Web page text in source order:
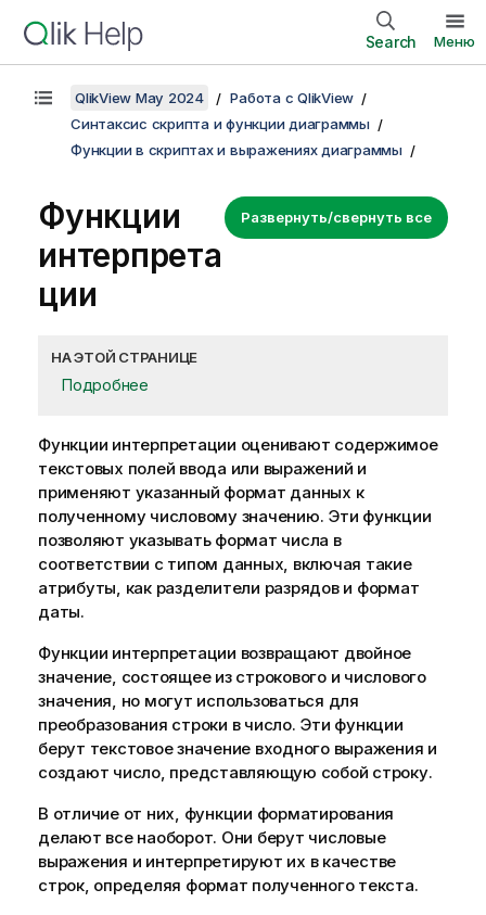
Search Меню
QlikView May 2024
Работа с QlikView
Синтаксис скрипта и функции диаграммы
Функции в скриптах и выражениях диаграммы
Развернуть/свернуть все
Функции
интерпрета
ции
НА ЭТОЙ СТРАНИЦЕ
Подробнее
Функции интерпретации оценивают содержимое
текстовых полей ввода или выражений и
применяют указанный формат данных к
полученному числовому значению. Эти функции
позволяют указывать формат числа в
соответствии с типом данных, включая такие
атрибуты, как разделители разрядов и формат
даты.
Функции интерпретации возвращают двойное
значение, состоящее из строкового и числового
значения, но могут использоваться для
преобразования строки в число. Эти функции
берут текстовое значение входного выражения и
создают число, представляющую собой строку.
В отличие от них, функции форматирования
делают все наоборот. Они берут числовые
выражения и интерпретируют их в качестве
строк, определяя формат полученного текста.